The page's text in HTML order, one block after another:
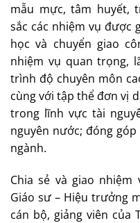
mẫu mực, tâm huyết,
sắc các nhiệm vụ được
học và chuyển giao
nhiệm vụ quan trọng,
trình độ chuyên môn
cùng với tập thể đơn vị
trong lĩnh vực tài
nguyên nước; đóng
ngành.
Chia sẻ và giao nhiệm
Giáo sư – Hiệu trưởng
cán bộ, giảng viên của